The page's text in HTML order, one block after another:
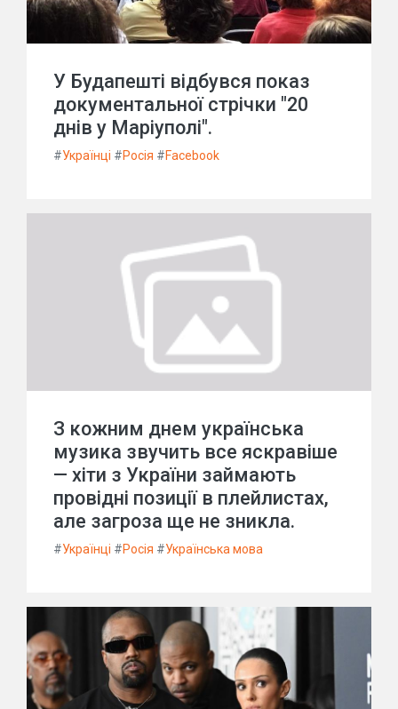
У Будапешті відбувся показ
документальної стрічки "20
днів у Маріуполі".
#Українці #Росія #Facebook
З кожним днем українська
музика звучить все яскравіше
— хіти з України займають
провідні позиції в плейлистах,
але загроза ще не зникла.
#Українці #Росія #Українська мова